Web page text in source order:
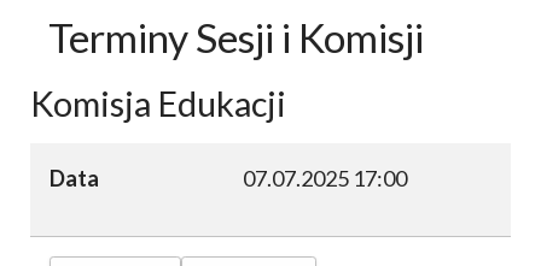
Terminy Sesji i Komisji
Komisja Edukacji
Data 07.07.2025 17:00